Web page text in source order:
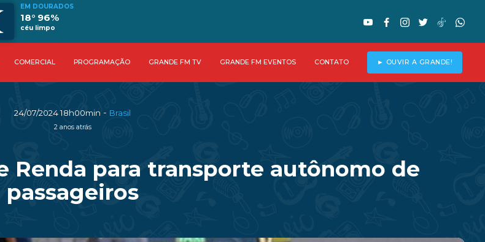
EM DOURADOS
18° 96%
céu limpo
COMERCIAL PROGRAMAÇÃO GRANDE FM TV GRANDE FM EVENTOS CONTATO ► OUVIR A GRANDE!
24/07/2024 18h00min - Brasil
2 anos atrás
Renda para transporte autônomo de
passageiros